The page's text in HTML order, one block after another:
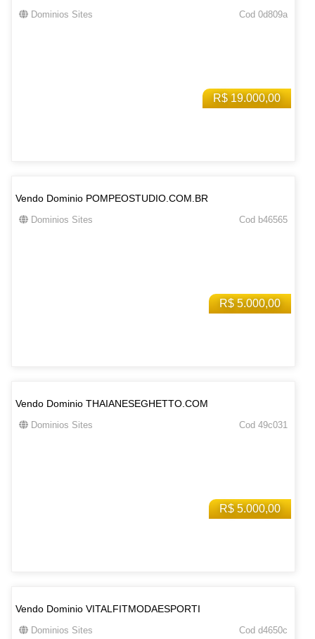
R$ 19.000,00
Dominios Sites Cod 0d809a
R$ 5.000,00
Vendo Dominio POMPEOSTUDIO.COM.BR
Dominios Sites Cod b46565
R$ 5.000,00
Vendo Dominio THAIANESEGHETTO.COM
Dominios Sites Cod 49c031
Vendo Dominio VITALFITMODAESPORTI
Dominios Sites Cod d4650c